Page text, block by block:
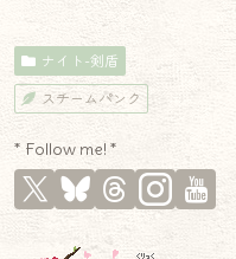
ナイト-剣盾
スチームパンク
* Follow me! *